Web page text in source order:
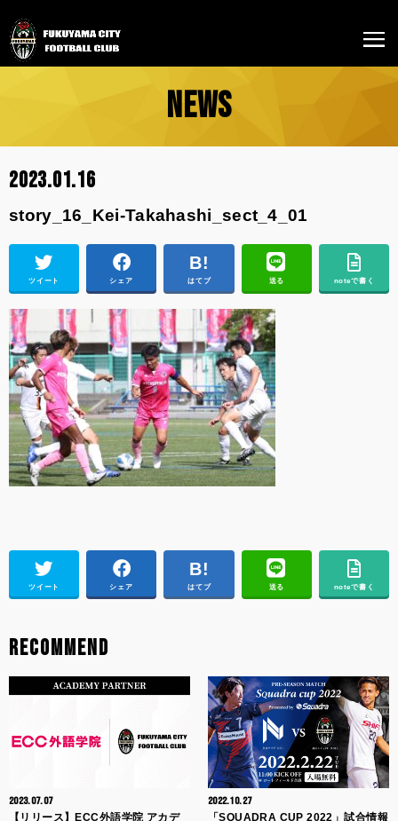
NEWS
2023.01.16
story_16_Kei-Takahashi_sect_4_01
ツイート シェア はてブ 送る noteで書く
ツイート シェア はてブ 送る noteで書く
RECOMMEND
2023.07.07
【リリース】ECC外語学院 アカデ
2022.10.27
「SQUADRA CUP 2022」試合情報